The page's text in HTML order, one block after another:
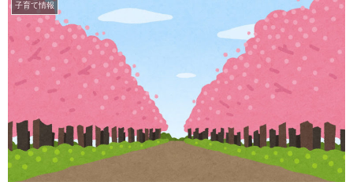
子育て情報